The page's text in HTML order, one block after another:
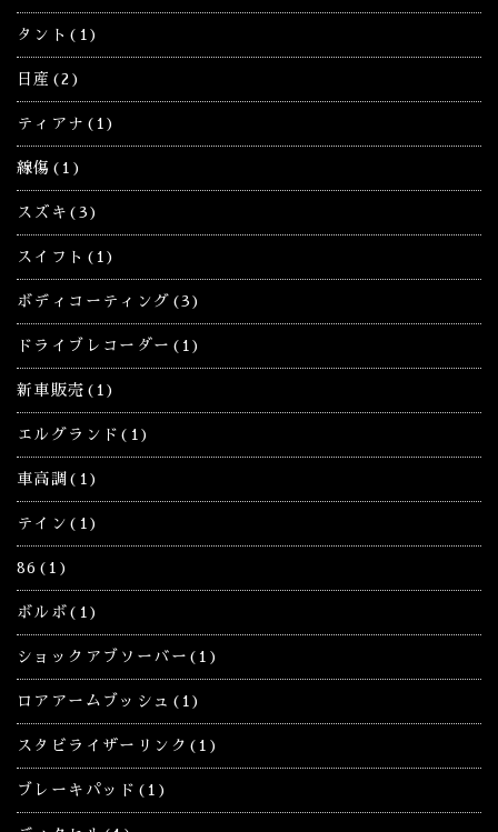
タント(1)
日産(2)
ティアナ(1)
線傷(1)
スズキ(3)
スイフト(1)
ボディコーティング(3)
ドライブレコーダー(1)
新車販売(1)
エルグランド(1)
車高調(1)
テイン(1)
86(1)
ボルボ(1)
ショックアブソーバー(1)
ロアアームブッシュ(1)
スタビライザーリンク(1)
ブレーキパッド(1)